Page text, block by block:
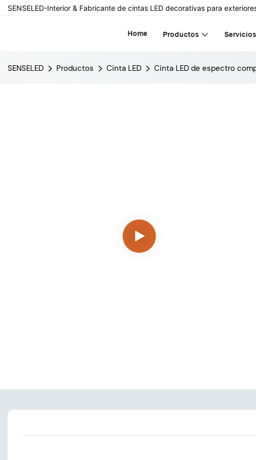
SENSELED-Interior & Fabricante de cintas LED decorativas para
Home Productos Servicios
SENSELED Productos Cinta LED Cinta LED de espectro